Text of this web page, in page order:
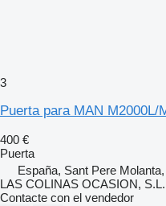
3
Puerta para MAN
400 €
Puerta
España, Sant Pere
LAS COLINAS OCASION, S.L.
Contacte con el vendedor